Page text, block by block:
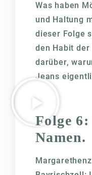
Was haben
und Haltung
dieser Folge
den Habit
darüber,
Jeans
Folge
Namen.